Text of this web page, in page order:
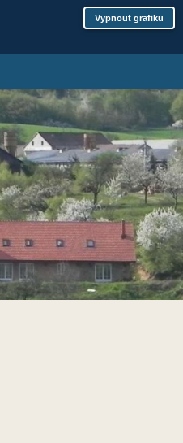
Vypnout grafiku